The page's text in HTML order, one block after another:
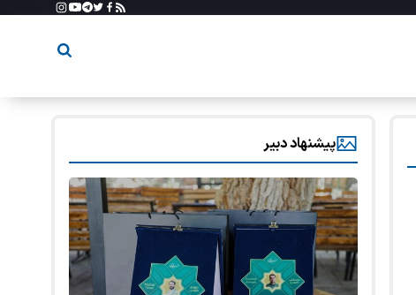
پیشنهاد دبیر